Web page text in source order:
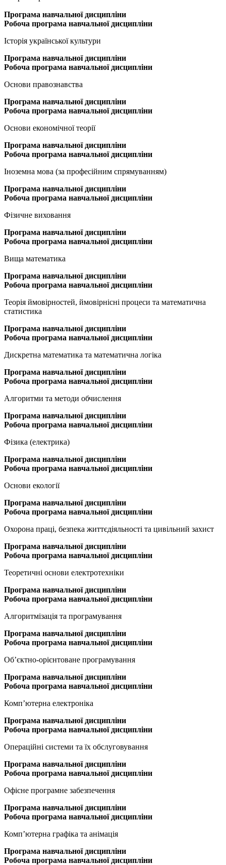
Програма навчальної дисципліни
Робоча програма навчальної дисципліни
Історія української культури
Програма навчальної дисципліни
Робоча програма навчальної дисципліни
Основи правознавства
Програма навчальної дисципліни
Робоча програма навчальної дисципліни
Основи економічної теорії
Програма навчальної дисципліни
Робоча програма навчальної дисципліни
Іноземна мова (за професійним спрямуванням)
Програма навчальної дисципліни
Робоча програма навчальної дисципліни
Фізичне виховання
Програма навчальної дисципліни
Робоча програма навчальної дисципліни
Вища математика
Програма навчальної дисципліни
Робоча програма навчальної дисципліни
Теорія ймовірностей, ймовірнісні процеси та математична
статистика
Програма навчальної дисципліни
Робоча програма навчальної дисципліни
Дискретна математика та математична логіка
Програма навчальної дисципліни
Робоча програма навчальної дисципліни
Алгоритми та методи обчислення
Програма навчальної дисципліни
Робоча програма навчальної дисципліни
Фізика (електрика)
Програма навчальної дисципліни
Робоча програма навчальної дисципліни
Основи екології
Програма навчальної дисципліни
Робоча програма навчальної дисципліни
Охорона праці, безпека життєдіяльності та цивільний захист
Програма навчальної дисципліни
Робоча програма навчальної дисципліни
Теоретичні основи електротехніки
Програма навчальної дисципліни
Робоча програма навчальної дисципліни
Алгоритмізація та програмування
Програма навчальної дисципліни
Робоча програма навчальної дисципліни
Об’єктно-орієнтоване програмування
Програма навчальної дисципліни
Робоча програма навчальної дисципліни
Комп’ютерна електроніка
Програма навчальної дисципліни
Робоча програма навчальної дисципліни
Операційні системи та їх обслуговування
Програма навчальної дисципліни
Робоча програма навчальної дисципліни
Офісне програмне забезпечення
Програма навчальної дисципліни
Робоча програма навчальної дисципліни
Комп’ютерна графіка та анімація
Програма навчальної дисципліни
Робоча програма навчальної дисципліни